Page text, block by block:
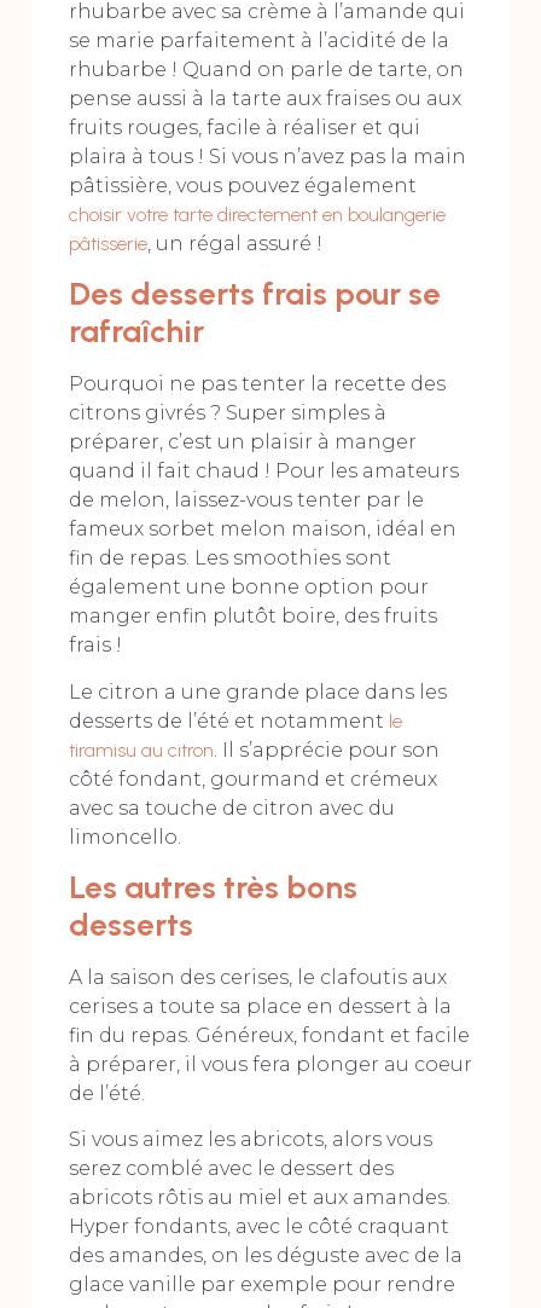
rhubarbe avec sa crème à l’amande qui
se marie parfaitement à l’acidité de la
rhubarbe ! Quand on parle de tarte, on
pense aussi à la tarte aux fraises ou aux
fruits rouges, facile à réaliser et qui
plaira à tous ! Si vous n’avez pas la main
pâtissière, vous pouvez également
choisir votre tarte directement en boulangerie
pâtisserie, un régal assuré !
Des desserts frais pour se
rafraîchir
Pourquoi ne pas tenter la recette des
citrons givrés ? Super simples à
préparer, c’est un plaisir à manger
quand il fait chaud ! Pour les amateurs
de melon, laissez-vous tenter par le
fameux sorbet melon maison, idéal en
fin de repas. Les smoothies sont
également une bonne option pour
manger enfin plutôt boire, des fruits
frais !
Le citron a une grande place dans les
desserts de l’été et notamment le
tiramisu au citron . Il s’apprécie pour son
côté fondant, gourmand et crémeux
avec sa touche de citron avec du
limoncello.
Les autres très bons
desserts
A la saison des cerises, le clafoutis aux
cerises a toute sa place en dessert à la
fin du repas. Généreux, fondant et facile
à préparer, il vous fera plonger au coeur
de l’été.
Si vous aimez les abricots, alors vous
serez comblé avec le dessert des
abricots rôtis au miel et aux amandes.
Hyper fondants, avec le côté craquant
des amandes, on les déguste avec de la
glace vanille par exemple pour rendre